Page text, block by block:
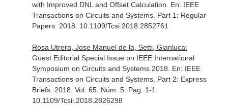
with Improved DNL and Offset Calculation. En: IEEE
Transactions on Circuits and Systems. Part 1: Regular
Papers. 2018. 10.1109/Tcsi.2018.2852761
Rosa Utrera, Jose Manuel de la, Setti, Gianluca:
Guest Editorial Special Issue on IEEE International
Symposium on Circuits and Systems 2018. En: IEEE
Transactions on Circuits and Systems. Part 2: Express
Briefs. 2018. Vol. 65. Núm. 5. Pag. 1-1.
10.1109/Tcsii.2018.2826298